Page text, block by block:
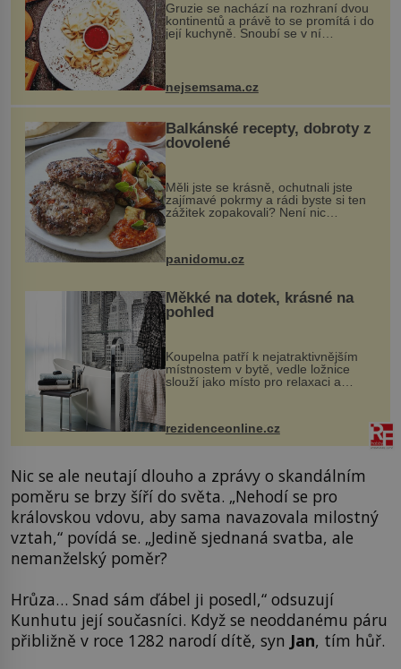
Gruzie se nachází na rozhraní dvou
kontinentů a právě to se promítá i do
její kuchyně. Snoubí se v ní
evropské a asijské chutě a díky tomu
vznikají rozmanité a chuťově bohaté
pokrmy, které rozhodně st...
nejsemsama.cz
Balkánské recepty, dobroty z
dovolené
Měli jste se krásně, ochutnali jste
zajímavé pokrmy a rádi byste si ten
zážitek zopakovali? Není nic
snazšího. Pljeskavica (10 porcí)
Možná jste ji ochutnali na dovolené v
panidomu.cz
Měkké na dotek, krásné na
pohled
Koupelna patří k nejatraktivnějším
místnostem v bytě, vedle ložnice
slouží jako místo pro relaxaci a
odpočinek. Koupelnový textil –
ručníky, osušky a koberečky –
mohou jako mávnutím kouzelného
proutku...
rezidenceonline.cz
Nic se ale neutají dlouho a zprávy o skandálním
poměru se brzy šíří do světa. „Nehodí se pro
královskou vdovu, aby sama navazovala milostný
vztah,“ povídá se. „Jedině sjednaná svatba, ale
nemanželský poměr?
Hrůza… Snad sám ďábel ji posedl,“ odsuzují
Kunhutu její současníci. Když se neoddanému páru
přibližně v roce 1282 narodí dítě, syn Jan, tím hůř.